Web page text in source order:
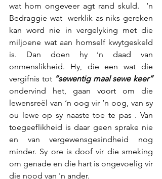
wat hom ongeveer agt rand skuld.  ‘n
Bedraggie wat  werklik as niks gereken
kan word nie in vergelyking met die
miljoene wat aan homself kwytgeskeld
is. Dan doen hy ‘n daad van
onmenslikheid. Hy, die een wat die
vergifnis tot
“sewentig maal sewe keer”
ondervind het, gaan voort om die
lewensreël van ‘n oog vir ‘n oog, van sy
ou lewe op sy naaste toe te pas . Van
toegeeflikheid is daar geen sprake nie
en van vergewensgesindheid nog
minder. Sy ore is doof vir die smeking
om genade en die hart is ongevoelig vir
die nood van 'n ander.